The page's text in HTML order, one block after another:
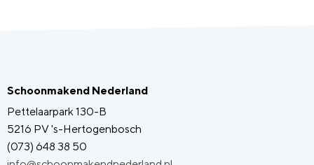
Schoonmakend Nederland
Pettelaarpark 130-B
5216 PV 's-Hertogenbosch
(073) 648 38 50